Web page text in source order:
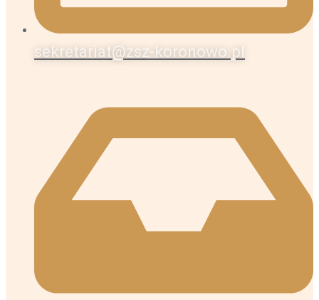
sekretariat@zsz-koronowo.pl